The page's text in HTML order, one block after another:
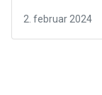
2. februar 2024